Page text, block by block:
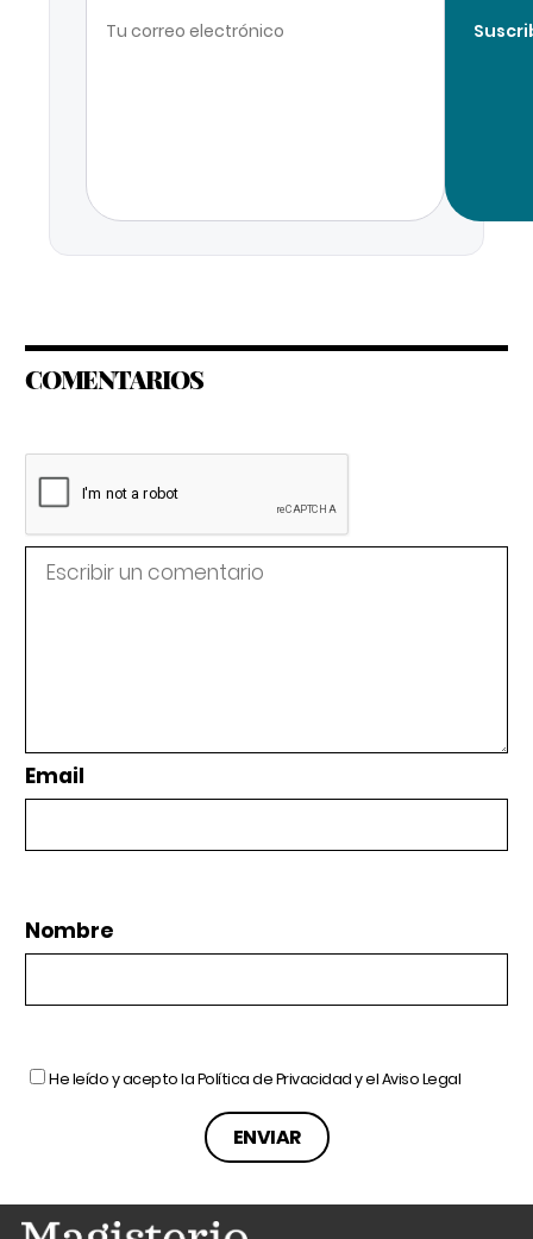
COMENTARIOS
Email
Nombre
He leído y acepto laPolítica de Privacidady elAviso Legal